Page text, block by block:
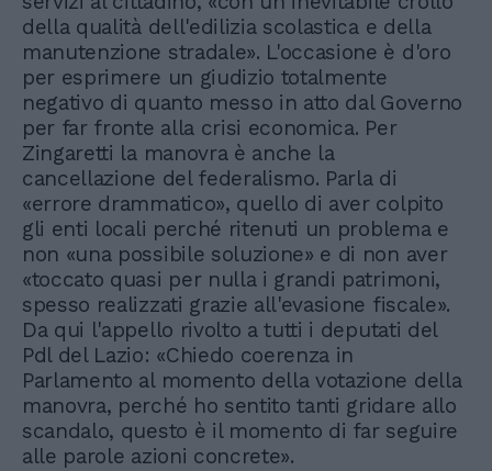
della qualità dell'edilizia scolastica e della
manutenzione stradale». L'occasione è d'oro
per esprimere un giudizio totalmente
negativo di quanto messo in atto dal Governo
per far fronte alla crisi economica. Per
Zingaretti la manovra è anche la
cancellazione del federalismo. Parla di
«errore drammatico», quello di aver colpito
gli enti locali perché ritenuti un problema e
non «una possibile soluzione» e di non aver
«toccato quasi per nulla i grandi patrimoni,
spesso realizzati grazie all'evasione fiscale».
Da qui l'appello rivolto a tutti i deputati del
Pdl del Lazio: «Chiedo coerenza in
Parlamento al momento della votazione della
manovra, perché ho sentito tanti gridare allo
scandalo, questo è il momento di far seguire
alle parole azioni concrete».